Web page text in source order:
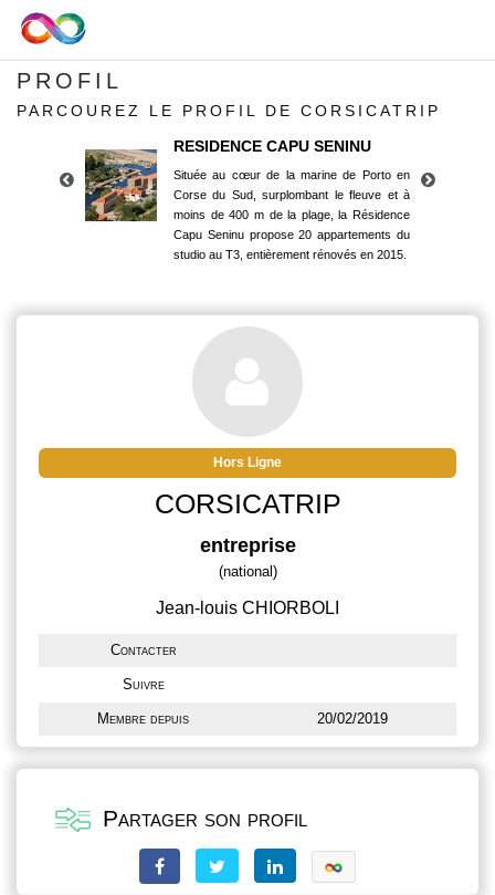
PROFIL
PARCOUREZ LE PROFIL DE CORSICATRIP
RESIDENCE CAPU SENINU
Située au cœur de la marine de Porto en
Corse du Sud, surplombant le fleuve et à
moins de 400 m de la plage, la Résidence
Capu Seninu propose 20 appartements du
studio au T3, entièrement rénovés en 2015.
Corse du Sud, surplombant le fleuve et à
moins de 400 m de la plage, la Résidence
Capu Seninu propose 20 appartements du
studio au T3, entièrement rénovés en 2015.
Hors Ligne
CORSICATRIP
entreprise
(national)
Jean-louis CHIORBOLI
Contacter
Suivre
Membre depuis 20/02/2019
Partager son profil